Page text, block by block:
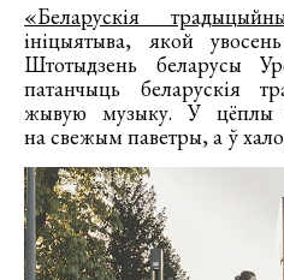
«Беларускія
ініцыятыва, якой
Штотыдзень беларусы
патанчыць беларускія
жывую музыку. У цёплы
на свежым паветры, а ў